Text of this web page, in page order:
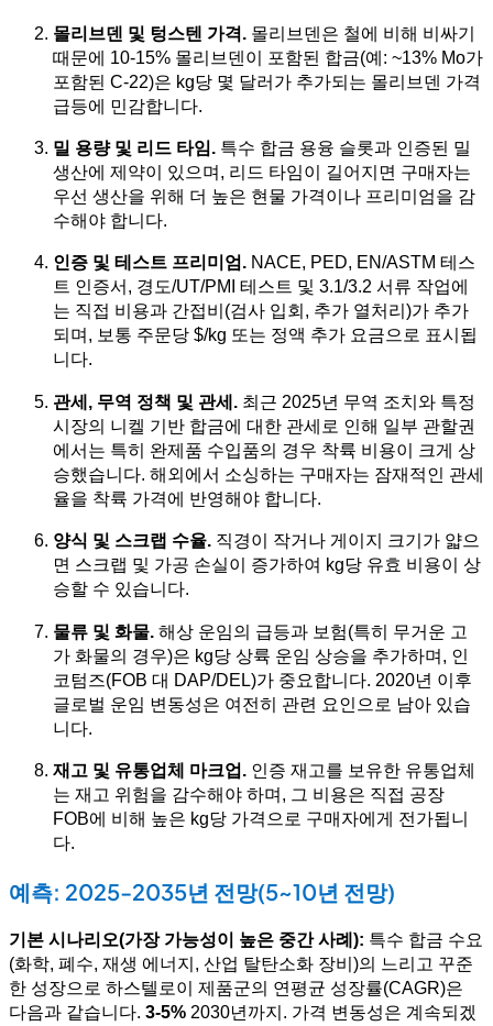
몰리브덴 및 텅스텐 가격. 몰리브덴은 철에 비해 비싸기
때문에 10-15% 몰리브덴이 포함된 합금(예: ~13% Mo가
포함된 C-22)은 kg당 몇 달러가 추가되는 몰리브덴 가격
급등에 민감합니다.
밀 용량 및 리드 타임. 특수 합금 용융 슬롯과 인증된 밀
생산에 제약이 있으며, 리드 타임이 길어지면 구매자는
우선 생산을 위해 더 높은 현물 가격이나 프리미엄을 감
수해야 합니다.
인증 및 테스트 프리미엄. NACE, PED, EN/ASTM 테스
트 인증서, 경도/UT/PMI 테스트 및 3.1/3.2 서류 작업에
는 직접 비용과 간접비(검사 입회, 추가 열처리)가 추가
되며, 보통 주문당 $/kg 또는 정액 추가 요금으로 표시됩
니다.
관세, 무역 정책 및 관세. 최근 2025년 무역 조치와 특정
시장의 니켈 기반 합금에 대한 관세로 인해 일부 관할권
에서는 특히 완제품 수입품의 경우 착륙 비용이 크게 상
승했습니다. 해외에서 소싱하는 구매자는 잠재적인 관세
율을 착륙 가격에 반영해야 합니다.
양식 및 스크랩 수율. 직경이 작거나 게이지 크기가 얇으
면 스크랩 및 가공 손실이 증가하여 kg당 유효 비용이 상
승할 수 있습니다.
물류 및 화물. 해상 운임의 급등과 보험(특히 무거운 고
가 화물의 경우)은 kg당 상륙 운임 상승을 추가하며, 인
코텀즈(FOB 대 DAP/DEL)가 중요합니다. 2020년 이후
글로벌 운임 변동성은 여전히 관련 요인으로 남아 있습
니다.
재고 및 유통업체 마크업. 인증 재고를 보유한 유통업체
는 재고 위험을 감수해야 하며, 그 비용은 직접 공장
FOB에 비해 높은 kg당 가격으로 구매자에게 전가됩니
다.
예측: 2025-2035년 전망(5~10년 전망)
기본 시나리오(가장 가능성이 높은 중간 사례): 특수 합금 수요
(화학, 폐수, 재생 에너지, 산업 탈탄소화 장비)의 느리고 꾸준
한 성장으로 하스텔로이 제품군의 연평균 성장률(CAGR)은
다음과 같습니다. 3-5% 2030년까지. 가격 변동성은 계속되겠